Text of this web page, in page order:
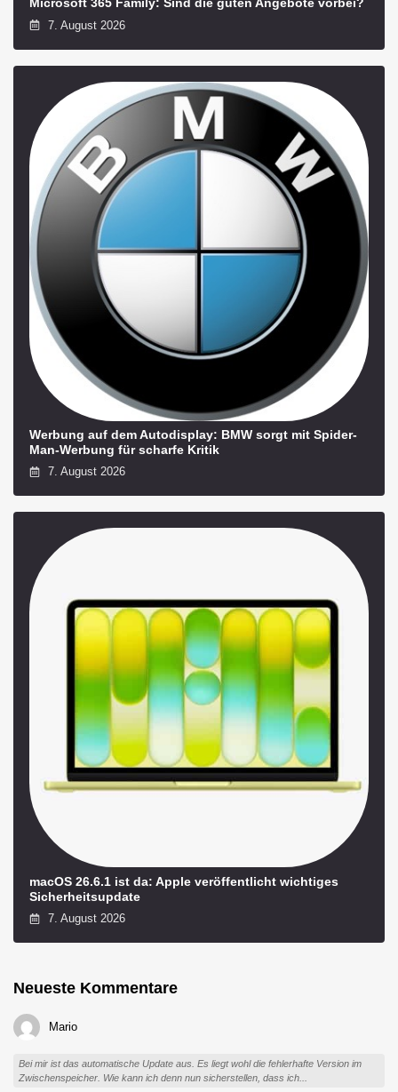
Microsoft 365 Family: Sind die guten Angebote vorbei?
7. August 2026
Werbung auf dem Autodisplay: BMW sorgt mit Spider-
Man-Werbung für scharfe Kritik
7. August 2026
macOS 26.6.1 ist da: Apple veröffentlicht wichtiges
Sicherheitsupdate
7. August 2026
Neueste Kommentare
Mario
Bei mir ist das automatische Update aus. Es liegt wohl die fehlerhafte Version im
Zwischenspeicher. Wie kann ich denn nun sicherstellen, dass ich...